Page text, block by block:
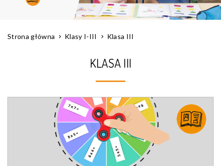
Strona główna Klasy I-III Klasa III
KLASA III